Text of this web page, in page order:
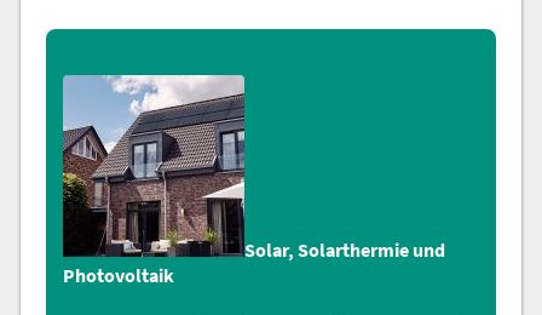
Solar, Solarthermie und
Photovoltaik